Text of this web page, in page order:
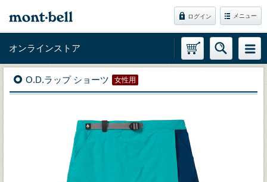
ログイン メニュー
オンラインストア
O.D.ラップ ショーツ 女性用